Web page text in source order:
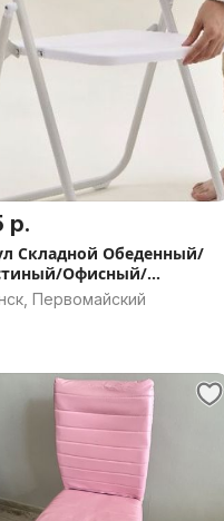
р.
Складной Обеденный/
Офисный/
Первомайский